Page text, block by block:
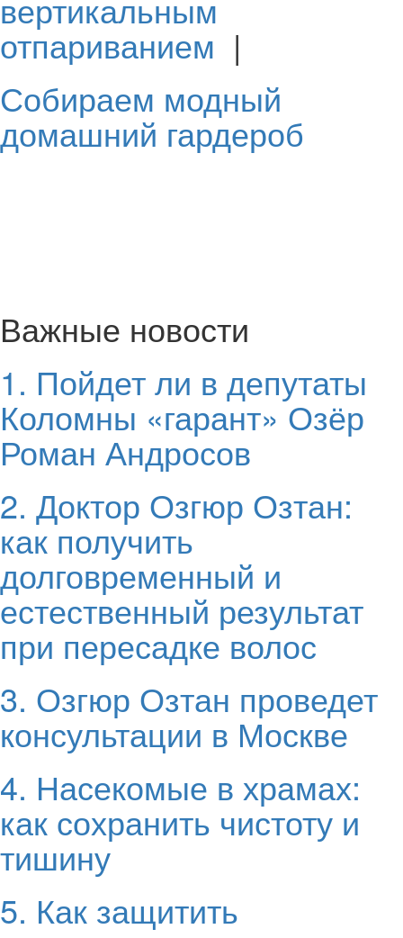
отпариванием |
Собираем модный
домашний гардероб
Важные новости
1. Пойдет ли в депутаты
Коломны «гарант» Озёр
Роман Андросов
2. Доктор Озгюр Озтан:
как получить
долговременный и
естественный результат
при пересадке волос
3. Озгюр Озтан проведет
консультации в Москве
4. Насекомые в храмах:
как сохранить чистоту и
тишину
5. Как защитить